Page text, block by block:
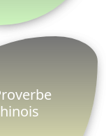
russe